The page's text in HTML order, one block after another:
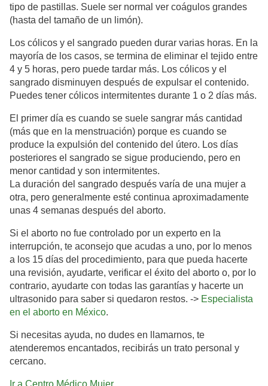
tipo de pastillas. Suele ser normal ver coágulos grandes
(hasta del tamaño de un limón).
Los cólicos y el sangrado pueden durar varias horas. En la
mayoría de los casos, se termina de eliminar el tejido entre
4 y 5 horas, pero puede tardar más. Los cólicos y el
sangrado disminuyen después de expulsar el contenido.
Puedes tener cólicos intermitentes durante 1 o 2 días más.
El primer día es cuando se suele sangrar más cantidad
(más que en la menstruación) porque es cuando se
produce la expulsión del contenido del útero. Los días
posteriores el sangrado se sigue produciendo, pero en
menor cantidad y son intermitentes.
La duración del sangrado después varía de una mujer a
otra, pero generalmente esté continua aproximadamente
unas 4 semanas después del aborto.
Si el aborto no fue controlado por un experto en la
interrupción, te aconsejo que acudas a uno, por lo menos
a los 15 días del procedimiento, para que pueda hacerte
una revisión, ayudarte, verificar el éxito del aborto o, por lo
contrario, ayudarte con todas las garantías y hacerte un
ultrasonido para saber si quedaron restos. -> Especialista
en el aborto en México.
Si necesitas ayuda, no dudes en llamarnos, te
atenderemos encantados, recibirás un trato personal y
cercano.
Ir a Centro Médico Mujer